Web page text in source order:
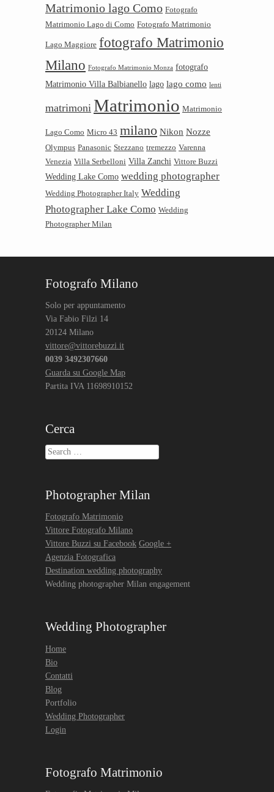
Matrimonio lago Como Fotografo
Matrimonio Lago di Como Fotografo Matrimonio
Lago Maggiore fotografo Matrimonio
Milano Fotografo Matrimonio Monza fotografo
Matrimonio Villa Balbianello lago lago como lenti
matrimoni Matrimonio Matrimonio
Lago Como Micro 43 milano Nikon Nozze
Olympus Panasonic Stezzano tremezzo Varenna
Venezia Villa Serbelloni Villa Zanchi Vittore Buzzi
Wedding Lake Como wedding photographer
Wedding Photographer Italy Wedding
Photographer Lake Como Wedding
Photographer Milan
Fotografo Milano
Solo per appuntamento
Via Fabio Filzi 14
20124 Milano
vittore@vittorebuzzi.it
0039 3492307660
Guarda su Google Map
Partita IVA 11698910152
Cerca
Search
Photographer Milan
Fotografo Matrimonio
Vittore Fotografo Milano
Vittore Buzzi su Facebook Google +
Agenzia Fotografica
Destination wedding photography
Wedding photographer Milan engagement
Wedding Photographer
Home
Bio
Contatti
Blog
Portfolio
Wedding Photographer
Login
Fotografo Matrimonio